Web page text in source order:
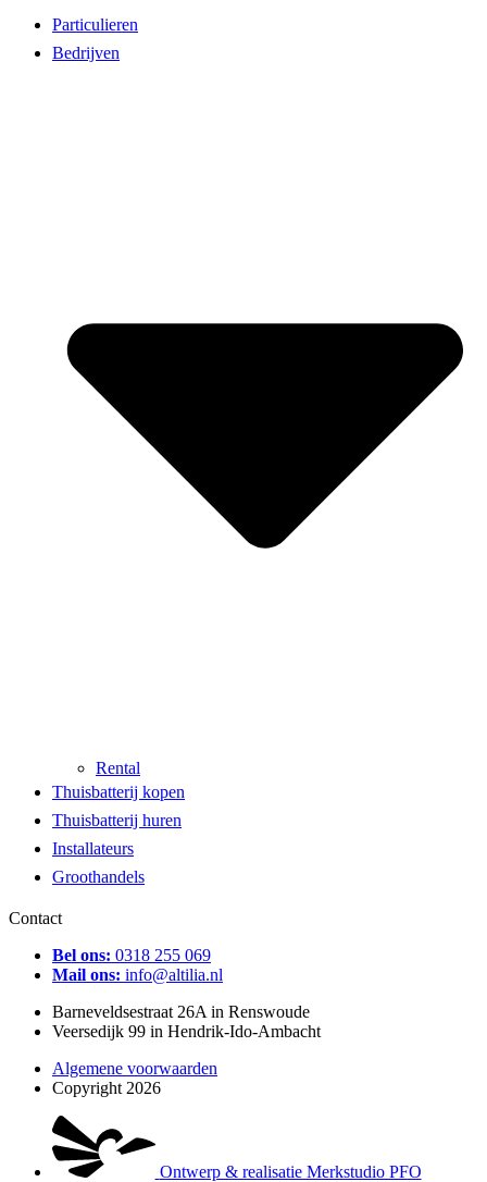
Particulieren
Bedrijven
Rental
Thuisbatterij kopen
Thuisbatterij huren
Installateurs
Groothandels
Contact
Bel ons: 0318 255 069
Mail ons: info@altilia.nl
Barneveldsestraat 26A in Renswoude
Veersedijk 99 in Hendrik-Ido-Ambacht
Algemene voorwaarden
Copyright 2026
Ontwerp & realisatie Merkstudio PFO